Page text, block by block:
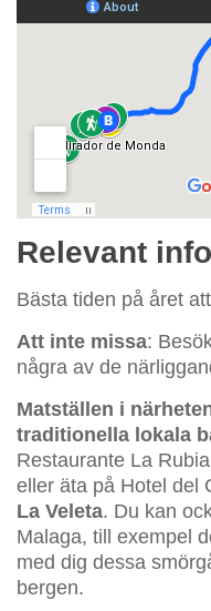
Relevant
Bästa tiden på året att
Att inte missa:
några av de
Matställen i
traditionella lokala
Restaurante La
eller äta på Hotel del
La Veleta. Du kan
Malaga, till exempel
med dig dessa
bergen.